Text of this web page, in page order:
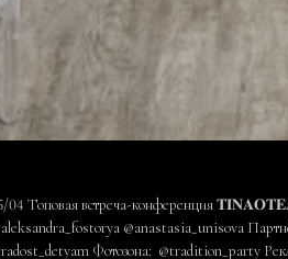
04 Топовая встреча-конференция
@anastasia_unisova
Фотозона: @tradition_party